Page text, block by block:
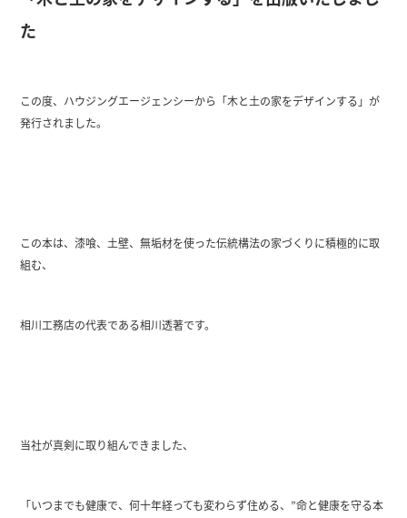
た
この度、ハウジングエージェンシーから「木と土の家をデザインする」が
発行されました。
この本は、漆喰、土壁、無垢材を使った伝統構法の家づくりに積極的に取
組む、
相川工務店の代表である相川透著です。
当社が真剣に取り組んできました、
「いつまでも健康で、何十年経っても変わらず住める、”命と健康を守る本